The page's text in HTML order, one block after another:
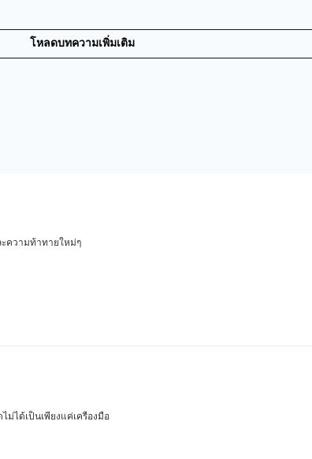
โหลดบทความเพิ่มเติม
ะความท้าทายใหม่ๆ
ม่ได้เป็นเพียงแค่เครื่องมือ